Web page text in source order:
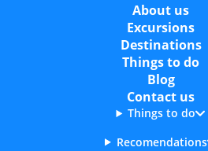
About us
Excursions
Destinations
Things to do
Blog
Contact us
Things to do
Recomendations